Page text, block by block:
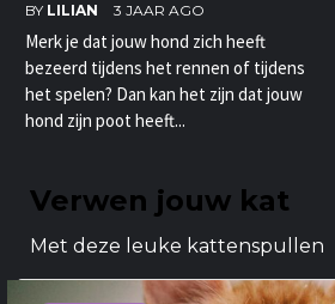
BY LILIAN 3 JAAR AGO
Merk je dat jouw hond zich heeft
bezeerd tijdens het rennen of tijdens
het spelen? Dan kan het zijn dat jouw
hond zijn poot heeft...
Verwen jouw kat
Met deze leuke kattenspullen